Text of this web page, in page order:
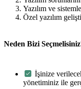
Yazılım ve
Özel yazılım
Neden Bizi
İşinize
yönetiminiz ile